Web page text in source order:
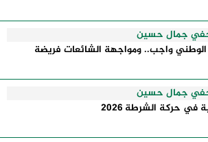
جمال حسين
واجب.. ومواجهة الشائعات فريضة
جمال حسين
في حركة الشرطة 2026